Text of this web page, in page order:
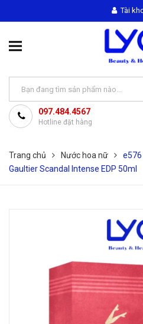
Tài
097.484.4567
Hotline đặt hàng
Trang chủ Nước hoa nữ
e576
Gaultier Scandal Intense EDP 50ml